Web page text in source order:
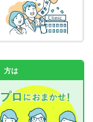
方は